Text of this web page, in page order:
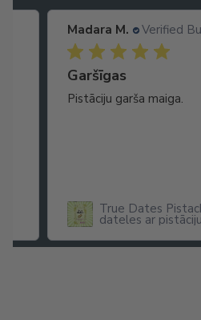
Madara M. Verified
Garšīgas
Pistāciju garša maiga.
True Dates
dateles ar